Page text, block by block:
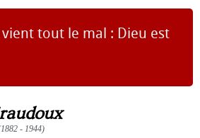
tout le mal : Dieu est
- 1944)